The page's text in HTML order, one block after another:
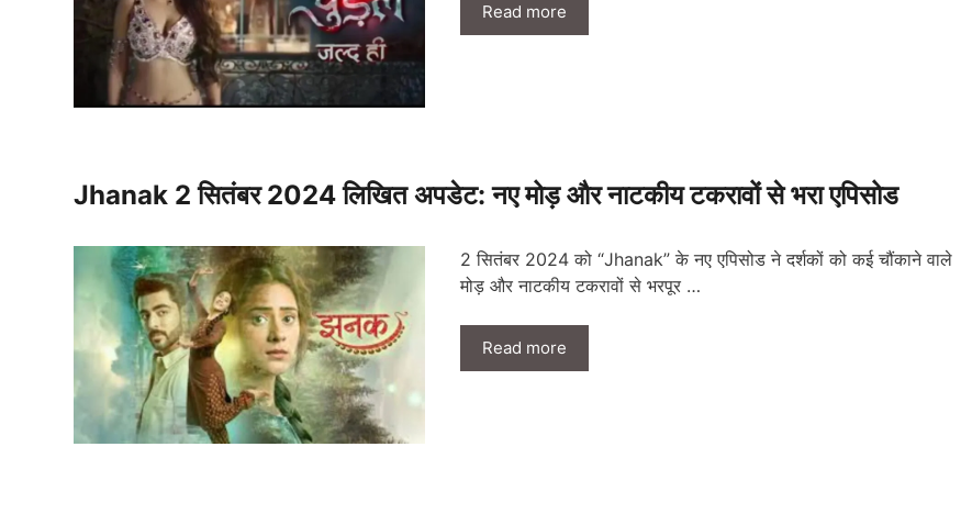
Read more
Jhanak 2 सितंबर 2024 लिखित अपडेट: नए मोड़ और नाटकीय टकरावों से भरा एपिसोड
2 सितंबर 2024 को “Jhanak” के नए एपिसोड ने दर्शकों को कई चौंकाने वाले
मोड़ और नाटकीय टकरावों से भरपूर …
Read more